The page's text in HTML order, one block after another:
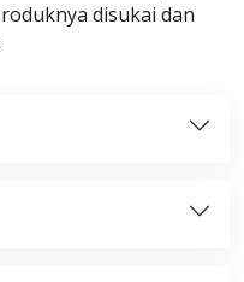
disukai dan